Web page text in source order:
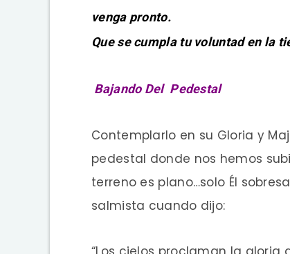
venga pronto.
Que se cumpla tu voluntad en la
Bajando Del Pedestal
Contemplarlo en su Gloria y
pedestal donde nos hemos
terreno es plano…solo Él
salmista cuando dijo: